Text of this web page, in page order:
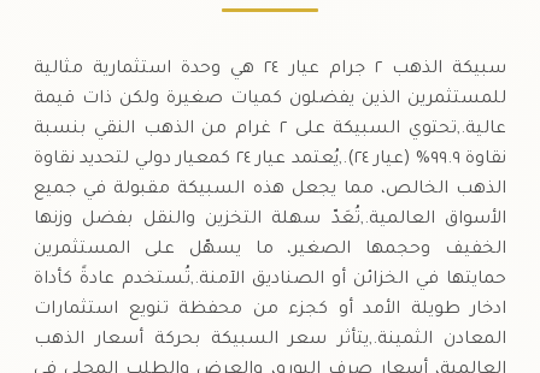
سبيكة الذهب ٢ جرام عيار ٢٤ هي وحدة استثمارية مثالية
للمستثمرين الذين يفضلون كميات صغيرة ولكن ذات قيمة
عالية.,تحتوي السبيكة على ٢ غرام من الذهب النقي بنسبة
نقاوة ٩٩.٩% (عيار ٢٤).,يُعتمد عيار ٢٤ كمعيار دولي لتحديد نقاوة
الذهب الخالص، مما يجعل هذه السبيكة مقبولة في جميع
الأسواق العالمية.,تُعَدّ سهلة التخزين والنقل بفضل وزنها
الخفيف وحجمها الصغير، ما يسهّل على المستثمرين
حمايتها في الخزائن أو الصناديق الآمنة.,تُستخدم عادةً كأداة
ادخار طويلة الأمد أو كجزء من محفظة تنويع استثمارات
المعادن الثمينة.,يتأثر سعر السبيكة بحركة أسعار الذهب